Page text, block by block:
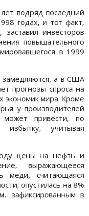
подряд последний
годах, и тот факт,
инвесторов
повышательного
в 1999
замедляются, а в США
прогнозы спроса на
экономик мира. Кроме
у производителей
может привести, по
учитывая
цены на нефть и
выражающееся
меди, считающаяся
опустилась на 8%
зафиксированным в